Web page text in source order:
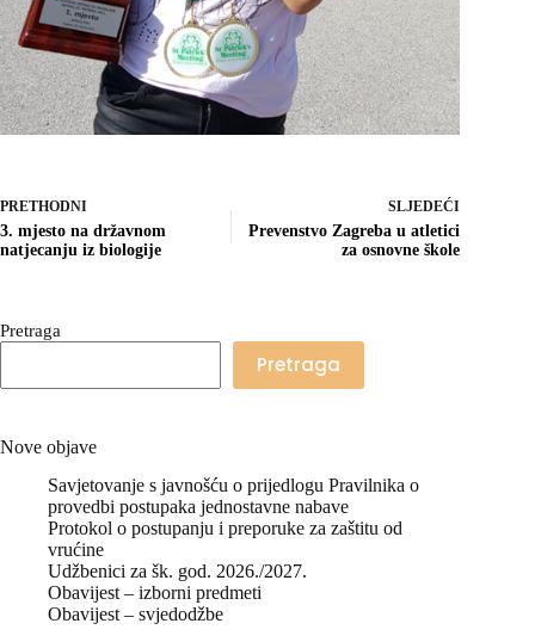
PRETHODNI
3. mjesto na državnom
natjecanju iz biologije
SLJEDEĆI
Prevenstvo Zagreba u atletici
za osnovne škole
Pretraga
Pretraga
Nove objave
Savjetovanje s javnošću o prijedlogu Pravilnika o
provedbi postupaka jednostavne nabave
Protokol o postupanju i preporuke za zaštitu od
vrućine
Udžbenici za šk. god. 2026./2027.
Obavijest – izborni predmeti
Obavijest – svjedodžbe